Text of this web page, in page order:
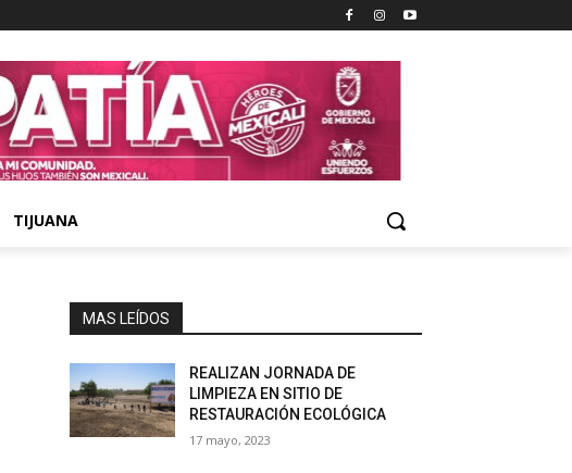
TIJUANA
MAS LEÍDOS
REALIZAN JORNADA DE
LIMPIEZA EN SITIO DE
RESTAURACIÓN ECOLÓGICA
17 mayo, 2023